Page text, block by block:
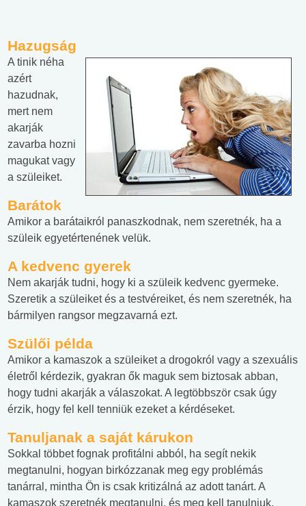
Hazugság
A tinik néha
azért
hazudnak,
mert nem
akarják
zavarba hozni
magukat vagy
a szüleiket.
Barátok
Amikor a barátaikról panaszkodnak, nem szeretnék, ha a
szüleik egyetértenének velük.
A kedvenc gyerek
Nem akarják tudni, hogy ki a szüleik kedvenc gyermeke.
Szeretik a szüleiket és a testvéreiket, és nem szeretnék, ha
bármilyen rangsor megzavarná ezt.
Szülői példa
Amikor a kamaszok a szüleiket a drogokról vagy a szexuális
életről kérdezik, gyakran ők maguk sem biztosak abban,
hogy tudni akarják a válaszokat. A legtöbbször csak úgy
érzik, hogy fel kell tenniük ezeket a kérdéseket.
Tanuljanak a saját kárukon
Sokkal többet fognak profitálni abból, ha segít nekik
megtanulni, hogyan birkózzanak meg egy problémás
tanárral, mintha Ön is csak kritizálná az adott tanárt. A
kamaszok szeretnék megtanulni, és meg kell tanulniuk,